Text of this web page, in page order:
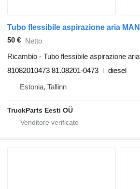
50 € Netto
Ricambio - Tubo flessibile aspirazione aria
81082010473 81.08201-0473
diesel
Estonia, Tallinn
TruckParts Eesti OÜ